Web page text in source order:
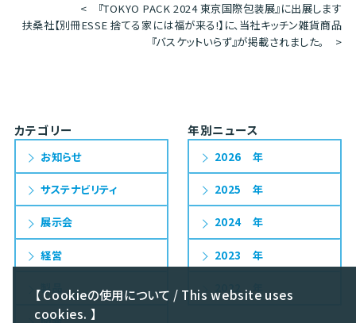
<
『TOKYO PACK 2024 東京国際包装展』に出展します
扶桑社【別冊ESSE 捨てる家には福が来る!】に、当社キッチン雑貨商品
『バスケットいらず』が掲載されました。
>
カテゴリー
お知らせ
サステナビリティ
展示会
経営
製品
年別ニュース
2026
2025
2024
2023
2022
【 Cookieの使用について / This website uses
cookies. 】